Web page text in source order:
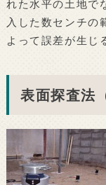
れた水平の土地で
入した数センチの
よって誤差が生じ
表面探査法